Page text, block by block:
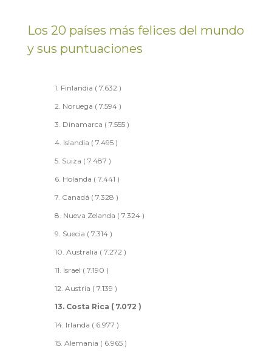
Los 20 países más felices del mundo
y sus puntuaciones
1. Finlandia ( 7.632 )
2. Noruega ( 7.594 )
3. Dinamarca ( 7.555 )
4. Islandia ( 7.495 )
5. Suiza ( 7.487 )
6. Holanda ( 7.441 )
7. Canadá ( 7.328 )
8. Nueva Zelanda ( 7.324 )
9. Suecia ( 7.314 )
10. Australia ( 7.272 )
11. Israel ( 7.190 )
12. Austria ( 7.139 )
13. Costa Rica ( 7.072 )
14. Irlanda ( 6.977 )
15. Alemania ( 6.965 )